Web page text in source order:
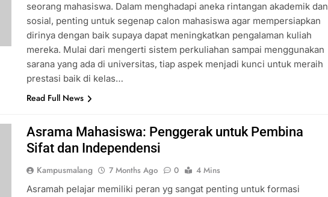
seorang mahasiswa. Dalam menghadapi aneka rintangan akademik dan
sosial, penting untuk segenap calon mahasiswa agar mempersiapkan
dirinya dengan baik supaya dapat meningkatkan pengalaman kuliah
mereka. Mulai dari mengerti sistem perkuliahan sampai menggunakan
sarana yang ada di universitas, tiap aspek menjadi kunci untuk meraih
prestasi baik di kelas…
Read Full News
Asrama Mahasiswa: Penggerak untuk Pembina
Sifat dan Independensi
Kampusmalang 7 Months Ago 0
4 Mins
Asramah pelajar memiliki peran yg sangat penting untuk formasi